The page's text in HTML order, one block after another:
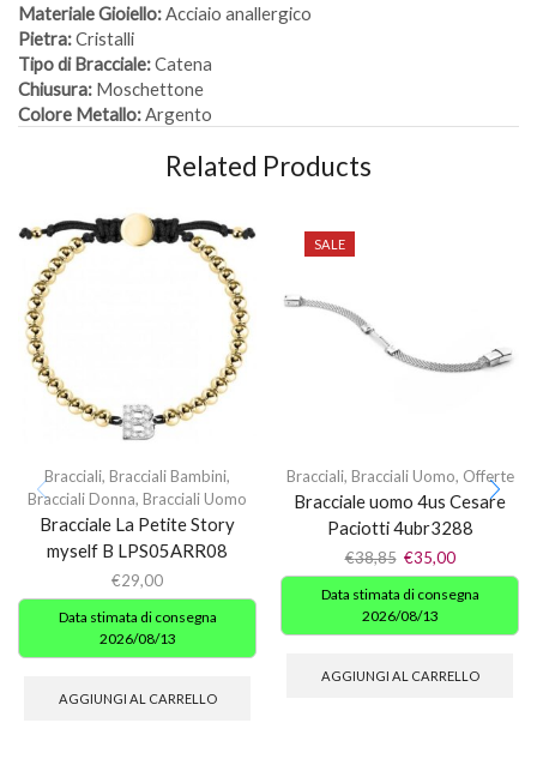
Materiale Gioiello:Acciaio anallergico
Pietra:Cristalli
Tipo di Bracciale:Catena
Chiusura: Moschettone
Colore Metallo:Argento
Related Products
Bracciali, Bracciali Bambini,
Bracciali Donna, Bracciali Uomo
Bracciale La Petite Story
myself B LPS05ARR08
€29,00
Data stimata di consegna
2026/08/13
AGGIUNGI AL CARRELLO
SALE
Bracciali, Bracciali Uomo, Offerte
Bracciale uomo 4us Cesare
Paciotti 4ubr3288
€38,85 €35,00
Data stimata di consegna
2026/08/13
AGGIUNGI AL CARRELLO